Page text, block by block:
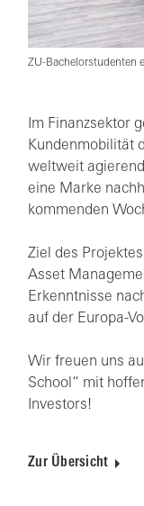
ZU-Bachelorstudenten
Im Finanzsektor
Kundenmobilität
weltweit
eine Marke
kommenden
Ziel des
Asset
Erkenntnisse
auf der Europa-
Wir freuen uns
School“ mit
Investors!
Zur Übersicht